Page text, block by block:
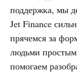
поддержка, мы
Jet Finance
прячемся за
людьми
помогаем